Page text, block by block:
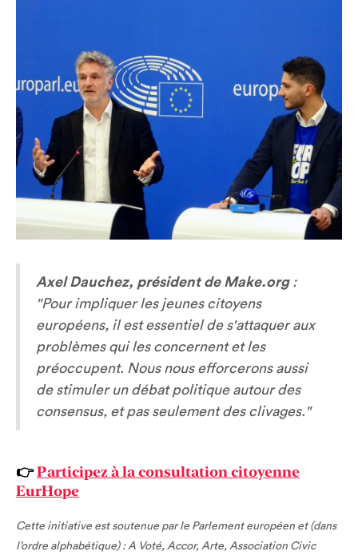
Axel Dauchez, président de Make.org:
"Pour impliquer les jeunes citoyens
européens, il est essentiel de s'attaquer aux
problèmes qui les concernent et les
préoccupent. Nous nous efforcerons aussi
de stimuler un débat politique autour des
consensus, et pas seulement des clivages."
👉Participez à la consultation citoyenne
EurHope
Cette initiative est soutenue par le Parlement européen et (dans
l’ordre alphabétique) : A Voté, Accor, Arte, Association Civic